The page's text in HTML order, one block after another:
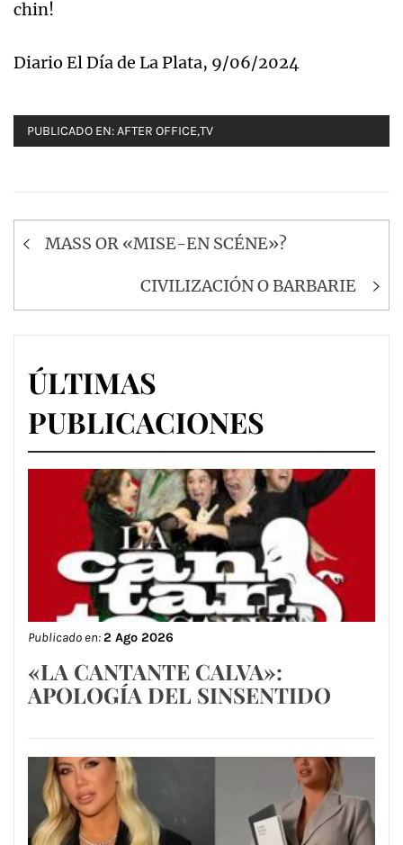
chin!
Diario El Día de La Plata, 9/06/2024
PUBLICADO EN:AFTER OFFICE,TV
Navegación
MASS OR «MISE-EN SCÉNE»?
CIVILIZACIÓN O BARBARIE
ÚLTIMAS
PUBLICACIONES
Publicado en:2 Ago 2026
«LA CANTANTE CALVA»:
APOLOGÍA DEL SINSENTIDO